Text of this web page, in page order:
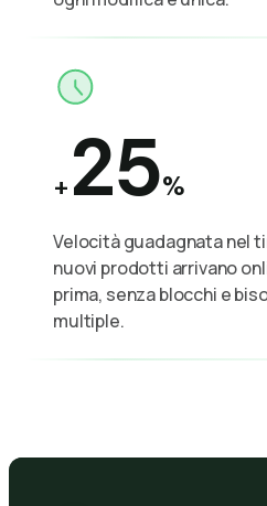
+25%
Velocità guadagnata nel
nuovi prodotti arrivano
prima, senza blocchi e
multiple.